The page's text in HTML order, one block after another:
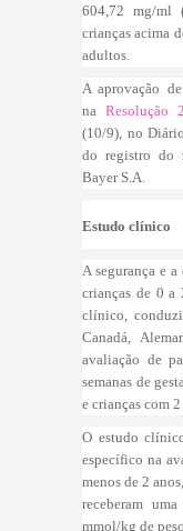
604,72 mg/ml
crianças acima
adultos.
A aprovação
naResolução
(10/9), no
do registro do
Bayer S.A.
Estudo clínico
A segurança e
crianças de 0 a
clínico,
Canadá,
avaliação de
semanas de
e crianças com 2
O estudo
específico na
menos de 2
receberam
mmol/kg de